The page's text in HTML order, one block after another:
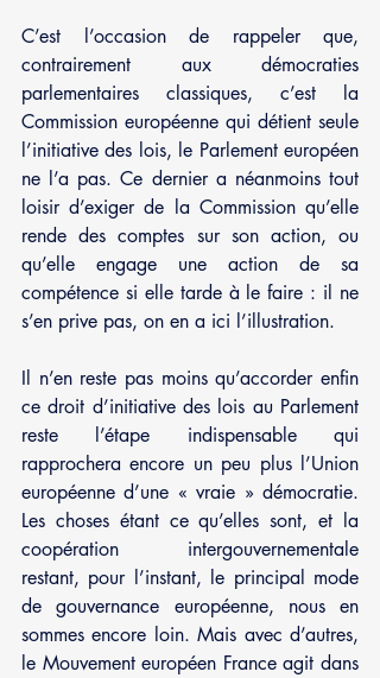
C’est l’occasion de rappeler que,
contrairement aux démocraties
parlementaires classiques, c’est la
Commission européenne qui détient seule
l’initiative des lois, le Parlement européen
ne l’a pas. Ce dernier a néanmoins tout
loisir d’exiger de la Commission qu’elle
rende des comptes sur son action, ou
qu’elle engage une action de sa
compétence si elle tarde à le faire : il ne
s’en prive pas, on en a ici l’illustration.
Il n’en reste pas moins qu’accorder enfin
ce droit d’initiative des lois au Parlement
reste l’étape indispensable qui
rapprochera encore un peu plus l’Union
européenne d’une « vraie » démocratie.
Les choses étant ce qu’elles sont, et la
coopération intergouvernementale
restant, pour l’instant, le principal mode
de gouvernance européenne, nous en
sommes encore loin. Mais avec d’autres,
le Mouvement européen France agit dans